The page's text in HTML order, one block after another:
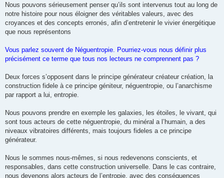
Nous pouvons sérieusement penser qu’ils sont intervenus tout au long de
notre histoire pour nous éloigner des véritables valeurs, avec des
croyances et des concepts erronés, afin d’entretenir le vivier énergétique
que nous représentons
Vous parlez souvent de Néguentropie. Pourriez-vous nous définir plus
précisément ce terme que tous nos lecteurs ne comprennent pas ?
Deux forces s’opposent dans le principe générateur créateur création, la
construction fidele à ce principe géniteur, néguentropie, ou l’anarchisme
par rapport a lui, entropie.
Nous pouvons prendre en exemple les galaxies, les étoiles, le vivant, qui
sont tous acteurs de cette néguentropie, du minéral a l’humain, a des
niveaux vibratoires différents, mais toujours fideles a ce principe
générateur.
Nous le sommes nous-mêmes, si nous redevenons conscients, et
responsables, dans cette construction universelle. Dans le cas contraire,
nous devenons alors acteurs de l’entropie, avec des conséquences